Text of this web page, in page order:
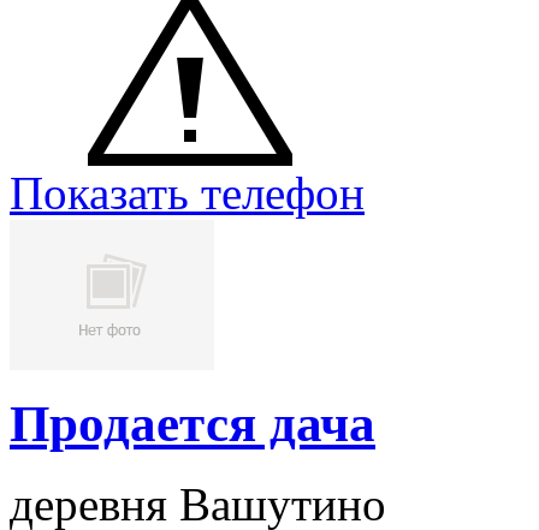
Показать телефон
Продается дача
деревня Вашутино